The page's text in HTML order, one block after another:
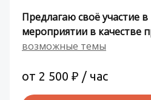
Предлагаю своё участие
мероприятии в качестве
возможные темы
от 2 500 ₽ / час